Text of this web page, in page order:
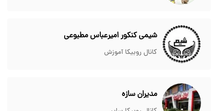
شیمی کنکور امیرعباس مطبوعی
کانال روبیکا آموزش
مدیران سازه